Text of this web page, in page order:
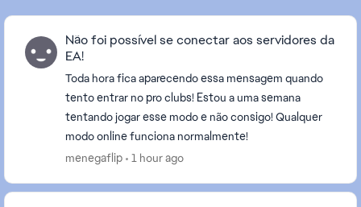
Não foi possível se conectar aos servidores da
EA!
Toda hora fica aparecendo essa mensagem quando
tento entrar no pro clubs! Estou a uma semana
tentando jogar esse modo e não consigo! Qualquer
modo online funciona normalmente!
menegaflip
1 hour ago